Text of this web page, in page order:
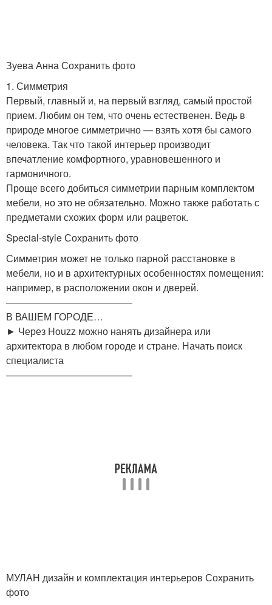
Зуева Анна Сохранить фото
1. Симметрия
Первый, главный и, на первый взгляд, самый простой
прием. Любим он тем, что очень естественен. Ведь в
природе многое симметрично — взять хотя бы самого
человека. Так что такой интерьер производит
впечатление комфортного, уравновешенного и
гармоничного.
Проще всего добиться симметрии парным комплектом
мебели, но это не обязательно. Можно также работать с
предметами схожих форм или рацветок.
Special-style Сохранить фото
Симметрия может не только парной расстановке в
мебели, но и в архитектурных особенностях помещения:
например, в расположении окон и дверей.
—————————————
В ВАШЕМ ГОРОДЕ…
► Через Houzz можно нанять дизайнера или
архитектора в любом городе и стране. Начать поиск
специалиста
—————————————
МУЛАН дизайн и комплектация интерьеров Сохранить
фото